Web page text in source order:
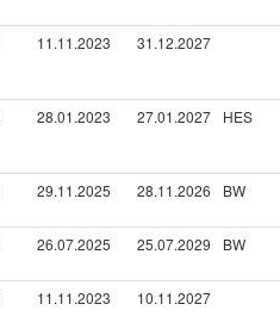
11.11.2023 31.12.2027
28.01.2023 27.01.2027 HES
29.11.2025 28.11.2026 BW
26.07.2025 25.07.2029 BW
11.11.2023 10.11.2027